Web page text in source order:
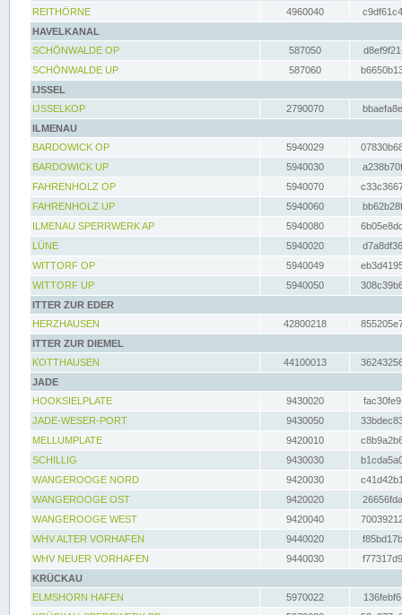
REITHÖRNE
4960040
HAVELKANAL
SCHÖNWALDE OP
587050
SCHÖNWALDE UP
587060
IJSSEL
IJSSELKOP
2790070
ILMENAU
BARDOWICK OP
5940029
BARDOWICK UP
5940030
FAHRENHOLZ OP
5940070
FAHRENHOLZ UP
5940060
ILMENAU SPERRWERK AP
5940080
LÜNE
5940020
WITTORF OP
5940049
WITTORF UP
5940050
ITTER ZUR EDER
HERZHAUSEN
42800218
ITTER ZUR DIEMEL
KOTTHAUSEN
44100013
JADE
HOOKSIELPLATE
9430020
JADE-WESER-PORT
9430050
MELLUMPLATE
9420010
SCHILLIG
9430030
WANGEROOGE NORD
9420030
WANGEROOGE OST
9420020
WANGEROOGE WEST
9420040
WHV ALTER VORHAFEN
9440020
WHV NEUER VORHAFEN
9440030
KRÜCKAU
ELMSHORN HAFEN
5970022